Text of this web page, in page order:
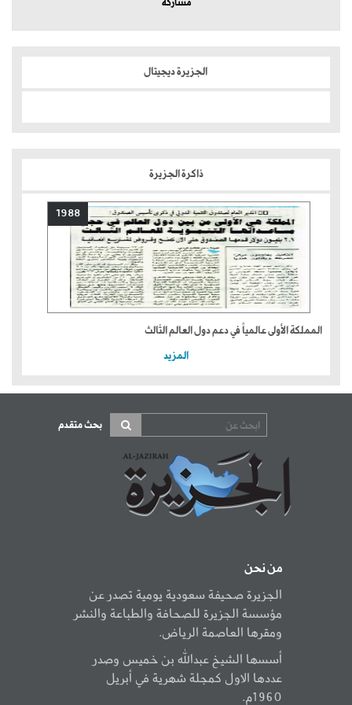
مشاركة
الجزيرة ديجيتال
ذاكرة الجزيرة
1988
المملكة الأولى عالمياً في دعم دول العالم الثالث
المزيد
بحث متقدم
من نحن
الجزيرة صحيفة سعودية يومية تصدر عن
مؤسسة الجزيرة للصحافة والطباعة والنشر
ومقرها العاصمة الرياض.
أسسها الشيخ عبدالله بن خميس وصدر
عددها الاول كمجلة شهرية في أبريل
1960م.